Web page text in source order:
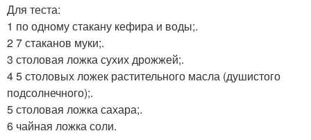
Для теста:
1 по одному стакану кефира и воды;.
2 7 стаканов муки;.
3 столовая ложка сухих дрожжей;.
4 5 столовых ложек растительного масла (душистого
подсолнечного);.
5 столовая ложка сахара;.
6 чайная ложка соли.